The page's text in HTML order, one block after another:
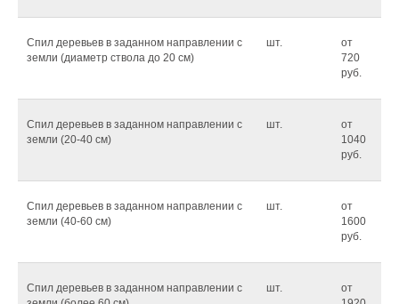
Спил деревьев в заданном направлении с
земли (диаметр ствола до 20 см)
шт.
от
720
руб.
Спил деревьев в заданном направлении с
земли (20-40 см)
шт.
от
1040
руб.
Спил деревьев в заданном направлении с
земли (40-60 см)
шт.
от
1600
руб.
Спил деревьев в заданном направлении с
шт.
от